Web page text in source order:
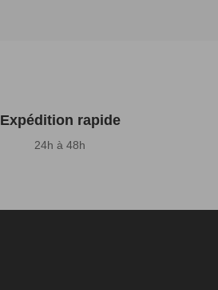
Expédition rapide
24h à 48h